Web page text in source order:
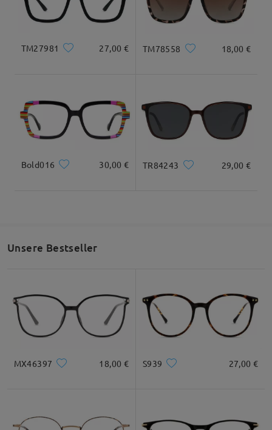
Geliefert
TM27981 27,00 € TM78558 18,00 €
Bold016 30,00 € TR84243 29,00 €
Unsere Bestseller
MX46397 18,00 € S939 27,00 €